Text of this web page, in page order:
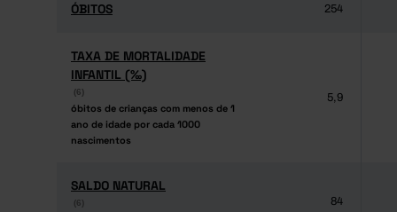
ÓBITOS
ÓBITOS 254
TAXA DE MORTALIDADE
INFANTIL (‰)
(6)
óbitos de crianças com menos de 1
ano de idade por cada 1000
nascimentos
TAXA DE MORTALIDADE
INFANTIL (‰)
(6)
óbitos de crianças com menos de 1
ano de idade por cada 1000
nascimentos
5,9
SALDO NATURAL
(6)
SALDO NATURAL
(6) 84